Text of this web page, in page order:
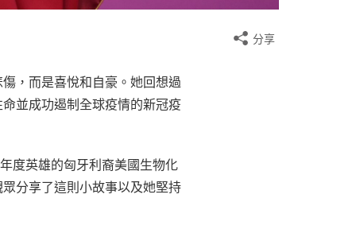
分享
，而是喜悅和自豪。她回想過
並成功遏制全球疫情的新冠疫
度英雄的匈牙利裔美國生物化
分享了這則小故事以及她堅持